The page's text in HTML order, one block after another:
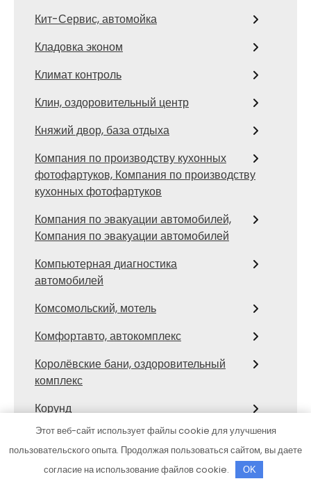
Кит-Сервис, автомойка
Кладовка эконом
Климат контроль
Клин, оздоровительный центр
Княжий двор, база отдыха
Компания по производству кухонных
фотофартуков, Компания по производству
кухонных фотофартуков
Компания по эвакуации автомобилей,
Компания по эвакуации автомобилей
Компьютерная диагностика
автомобилей
Комсомольский, мотель
Комфортавто, автокомплекс
Королёвские бани, оздоровительный
комплекс
Корунд
Кристалл, автомойка
Крым Авто Холдинг
Этот веб-сайт использует файлы cookie для улучшения
пользовательского опыта. Продолжая пользоваться сайтом, вы даете
согласие на использование файлов cookie.
OK